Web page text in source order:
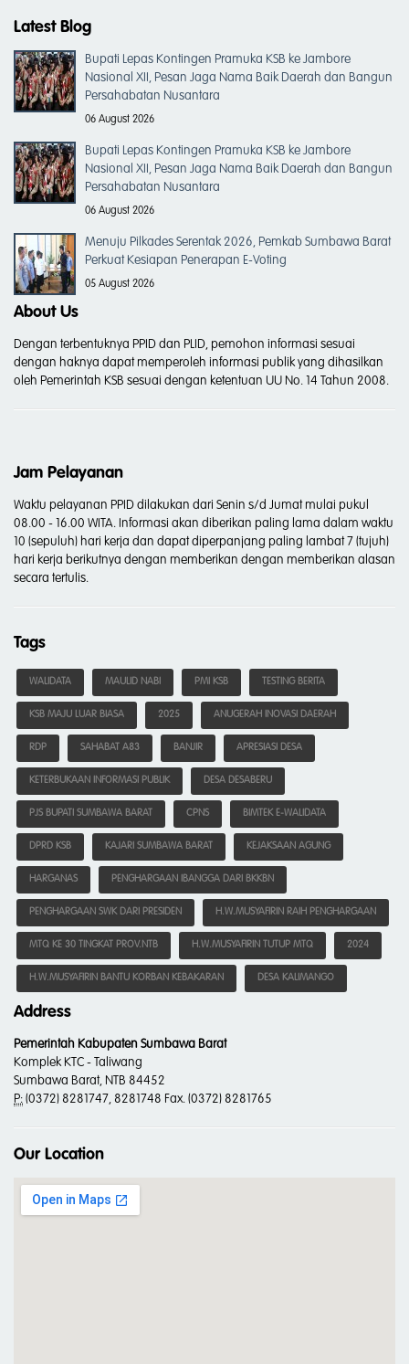
Latest Blog
Bupati Lepas Kontingen Pramuka KSB ke Jambore
Nasional XII, Pesan Jaga Nama Baik Daerah dan Bangun
Persahabatan Nusantara
06 August 2026
Bupati Lepas Kontingen Pramuka KSB ke Jambore
Nasional XII, Pesan Jaga Nama Baik Daerah dan Bangun
Persahabatan Nusantara
06 August 2026
Menuju Pilkades Serentak 2026, Pemkab Sumbawa Barat
Perkuat Kesiapan Penerapan E-Voting
05 August 2026
About Us
Dengan terbentuknya PPID dan PLID, pemohon informasi sesuai
dengan haknya dapat memperoleh informasi publik yang dihasilkan
oleh Pemerintah KSB sesuai dengan ketentuan UU No. 14 Tahun 2008.
Jam Pelayanan
Waktu pelayanan PPID dilakukan dari Senin s/d Jumat mulai pukul
08.00 - 16.00 WITA. Informasi akan diberikan paling lama dalam waktu
10 (sepuluh) hari kerja dan dapat diperpanjang paling lambat 7 (tujuh)
hari kerja berikutnya dengan memberikan dengan memberikan alasan
secara tertulis.
Tags
WALIDATA MAULID NABI PMI KSB TESTING BERITA
KSB MAJU LUAR BIASA 2025 ANUGERAH INOVASI DAERAH
RDP SAHABAT A83 BANJIR APRESIASI DESA
KETERBUKAAN INFORMASI PUBLIK DESA DESABERU
PJS BUPATI SUMBAWA BARAT CPNS BIMTEK E-WALIDATA
DPRD KSB KAJARI SUMBAWA BARAT KEJAKSAAN AGUNG
HARGANAS PENGHARGAAN IBANGGA DARI BKKBN
PENGHARGAAN SWK DARI PRESIDEN H.W.MUSYAFIRIN RAIH PENGHARGAAN
MTQ KE 30 TINGKAT PROV.NTB H.W.MUSYAFIRIN TUTUP MTQ 2024
H.W.MUSYAFIRIN BANTU KORBAN KEBAKARAN DESA KALIMANGO
Address
Pemerintah Kabupaten Sumbawa Barat
Komplek KTC - Taliwang
Sumbawa Barat, NTB 84452
P: (0372) 8281747, 8281748 Fax. (0372) 8281765
Our Location